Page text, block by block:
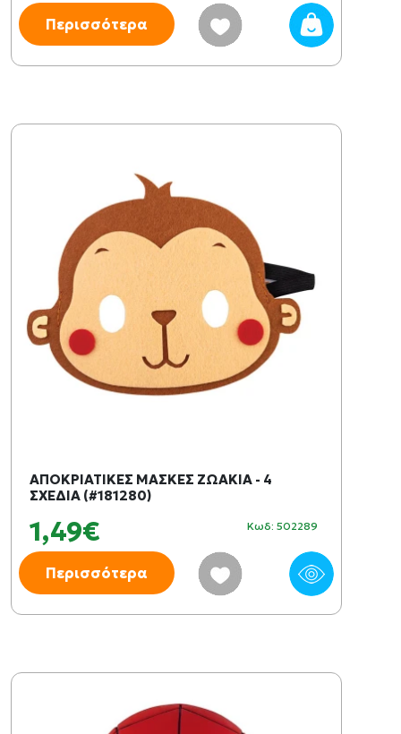
Περισσότερα
ΑΠΟΚΡΙΑΤΙΚΕΣ ΜΑΣΚΕΣ ΖΩΑΚΙΑ - 4
ΣΧΕΔΙΑ (#181280)
1,49€ Κωδ: 502289
Περισσότερα